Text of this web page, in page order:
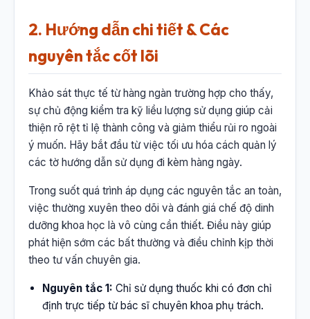
2. Hướng dẫn chi tiết & Các
nguyên tắc cốt lõi
Khảo sát thực tế từ hàng ngàn trường hợp cho thấy,
sự chủ động kiểm tra kỹ liều lượng sử dụng giúp cải
thiện rõ rệt tỉ lệ thành công và giảm thiểu rủi ro ngoài
ý muốn. Hãy bắt đầu từ việc tối ưu hóa cách quản lý
các tờ hướng dẫn sử dụng đi kèm hàng ngày.
Trong suốt quá trình áp dụng các nguyên tắc an toàn,
việc thường xuyên theo dõi và đánh giá chế độ dinh
dưỡng khoa học là vô cùng cần thiết. Điều này giúp
phát hiện sớm các bất thường và điều chỉnh kịp thời
theo tư vấn chuyên gia.
Nguyên tắc 1: Chỉ sử dụng thuốc khi có đơn chỉ
định trực tiếp từ bác sĩ chuyên khoa phụ trách.